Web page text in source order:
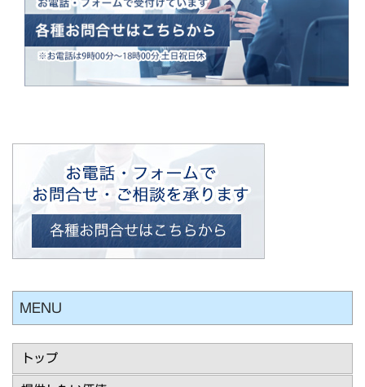
MENU
トップ